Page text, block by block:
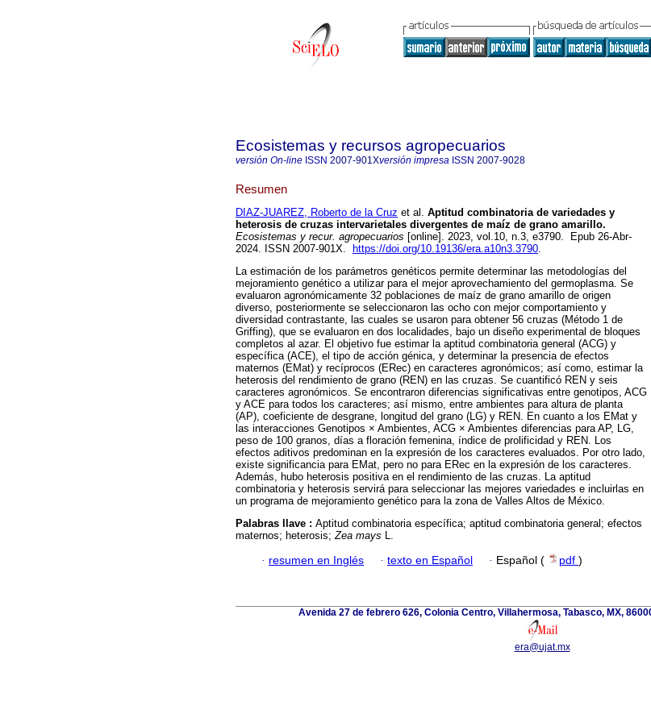
Ecosistemas y recursos agropecuarios
versión On-line ISSN 2007-901Xversión impresa ISSN 2007-9028
Resumen
DIAZ-JUAREZ, Roberto de la Cruz et al. Aptitud combinatoria de variedades y
heterosis de cruzas intervarietales divergentes de maíz de grano amarillo.
Ecosistemas y recur. agropecuarios [online]. 2023, vol.10, n.3, e3790. Epub 26-Abr-
2024. ISSN 2007-901X.
https://doi.org/10.19136/era.a10n3.3790.
La estimación de los parámetros genéticos permite determinar las metodologías del
mejoramiento genético a utilizar para el mejor aprovechamiento del germoplasma. Se
evaluaron agronómicamente 32 poblaciones de maíz de grano amarillo de origen
diverso, posteriormente se seleccionaron las ocho con mejor comportamiento y
diversidad contrastante, las cuales se usaron para obtener 56 cruzas (Método 1 de
Griffing), que se evaluaron en dos localidades, bajo un diseño experimental de bloques
completos al azar. El objetivo fue estimar la aptitud combinatoria general (ACG) y
específica (ACE), el tipo de acción génica, y determinar la presencia de efectos
maternos (EMat) y recíprocos (ERec) en caracteres agronómicos; así como, estimar la
heterosis del rendimiento de grano (REN) en las cruzas. Se cuantificó REN y seis
caracteres agronómicos. Se encontraron diferencias significativas entre genotipos, ACG
y ACE para todos los caracteres; así mismo, entre ambientes para altura de planta
(AP), coeficiente de desgrane, longitud del grano (LG) y REN. En cuanto a los EMat y
las interacciones Genotipos × Ambientes, ACG × Ambientes diferencias para AP, LG,
peso de 100 granos, días a floración femenina, índice de prolificidad y REN. Los
efectos aditivos predominan en la expresión de los caracteres evaluados. Por otro lado,
existe significancia para EMat, pero no para ERec en la expresión de los caracteres.
Además, hubo heterosis positiva en el rendimiento de las cruzas. La aptitud
combinatoria y heterosis servirá para seleccionar las mejores variedades e incluirlas en
un programa de mejoramiento genético para la zona de Valles Altos de México.
Palabras llave : Aptitud combinatoria específica; aptitud combinatoria general; efectos
maternos; heterosis;Zea mays L.
· resumen en Inglés · texto en Español · Español ( pdf )
Avenida 27 de febrero 626, Colonia Centro, Villahermosa, Tabasco, MX,
era@ujat.mx